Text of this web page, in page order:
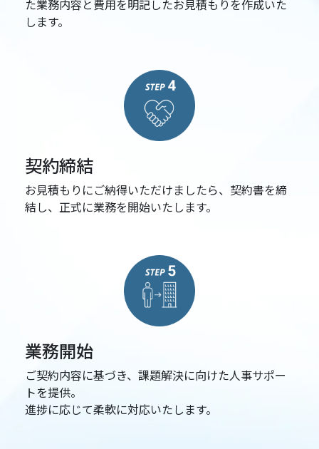
た業務内容と費用を明記したお見積もりを作成いた
します。
契約締結
お見積もりにご納得いただけましたら、契約書を締
結し、正式に業務を開始いたします。
業務開始
ご契約内容に基づき、課題解決に向けた人事サポー
トを提供。
進捗に応じて柔軟に対応いたします。